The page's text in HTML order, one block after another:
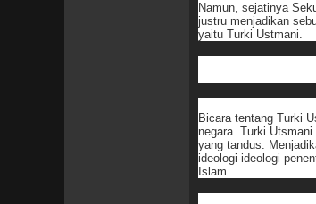
Namun, sejatinya
justru menjadikan
yaitu Turki Ustmani.
Bicara tentang Turki
negara. Turki
yang tandus.
ideologi-ideologi
Islam.